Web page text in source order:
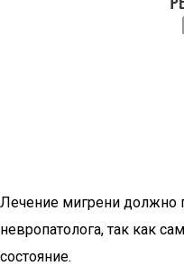
Лечение мигрени должно
невропатолога, так как
состояние.